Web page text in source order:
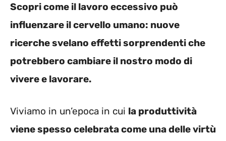
Scopri come il lavoro eccessivo può
influenzare il cervello umano: nuove
ricerche svelano effetti sorprendenti che
potrebbero cambiare il nostro modo di
vivere e lavorare.
Viviamo in un’epoca in cui la produttività
viene spesso celebrata come una delle virtù